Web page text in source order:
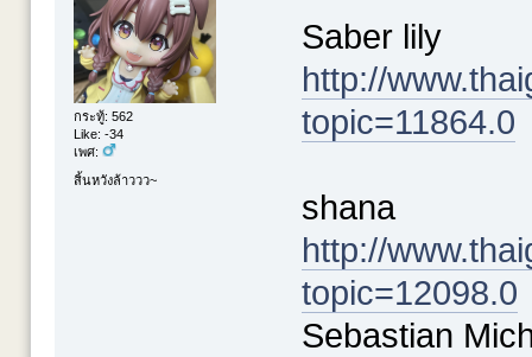
กระทู้: 562
Like: -34
เพศ:
สิ้นหวังล้าววว~
Saber lily
http://
topic=11864.0
shana
http://
topic=12098.0
Sebastian